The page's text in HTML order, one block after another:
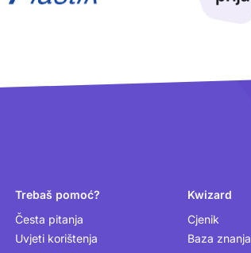
Trebaš pomoć?
Česta pitanja
Uvjeti korištenja
Kwizard
Cjenik
Baza znanja